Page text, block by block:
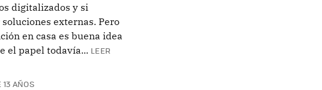
digitalizados y si
externas. Pero
en casa es buena idea
el papel todavía... LEER
13 AÑOS